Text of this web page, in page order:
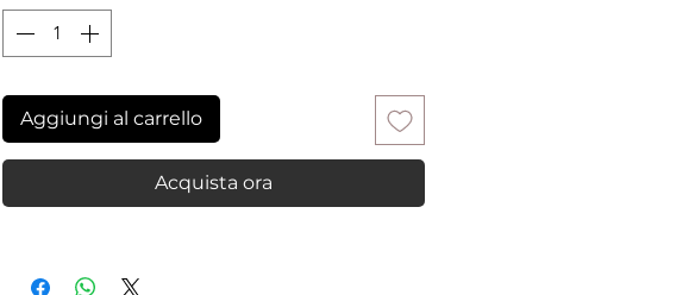
Aggiungi al carrello
Acquista ora